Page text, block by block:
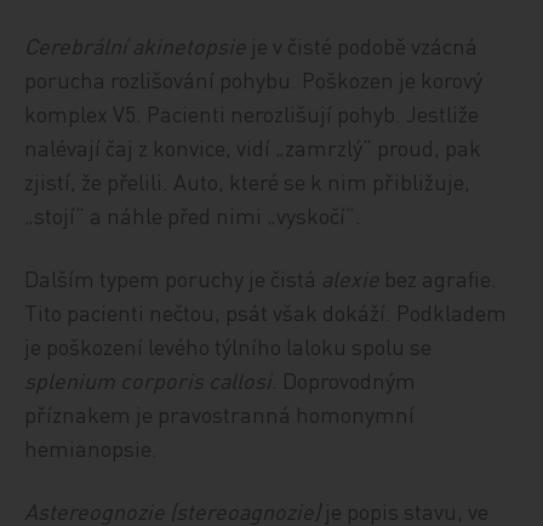
Cerebrální akinetopsie je v čisté podobě vzácná
porucha rozlišování pohybu. Poškozen je korový
komplex V5. Pacienti nerozlišují pohyb. Jestliže
nalévají čaj z konvice, vidí „zamrzlý“ proud, pak
zjistí, že přelili. Auto, které se k nim přibližuje,
„stojí“ a náhle před nimi „vyskočí“.
Dalším typem poruchy je čistá alexie bez agrafie.
Tito pacienti nečtou, psát však dokáží. Podkladem
je poškození levého týlního laloku spolu se
splenium corporis callosi . Doprovodným
příznakem je pravostranná homonymní
hemianopsie.
Astereognozie (stereoagnozie)je popis stavu, ve